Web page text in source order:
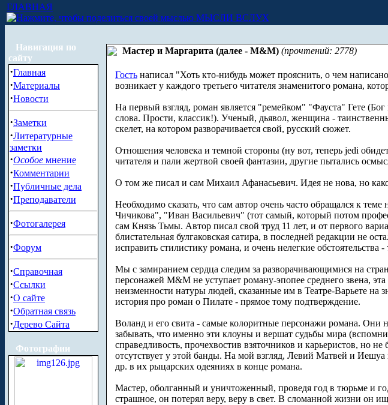
ГЛАВНАЯ
МЫСЛИ ВСЛУХ
Навигация по
сайту
·Главная
·Материалы
·Новости
·Заметки
·Литературные
заметки
·Особое мнение
·Комментарии
·Публичные дела
·Преподаватели
·Фотогалерея
·Форум
·Справочная
·Ссылки
·О сайте
·Обратная связь
·Дерево Сайта
Фотографии
Мастер и Маргарита (далее - М&М) (прочтений: 2778)
Гость написал "Хоть кто-нибудь может прояснить, о чем
возникает у каждого третьего читателя знаменитого романа,
На первый взгляд, роман является "ремейком" "Фауста" Гете
слова. Прости, классик!). Ученый, дьявол, женщина -
скелет, на котором разворачивается свой, русский сюжет.
Отношения человека и темной стороны (ну вот, теперь jedi
читателя и пали жертвой своей фантазии, другие пытались
О том же писал и сам Михаил Афанасьевич. Идея не нова, но
Необходимо сказать, что сам автор очень часто обращался к
Чичикова", "Иван Васильевич" (тот самый, который потом
сам Князь Тьмы. Автор писал свой труд 11 лет, и от первого
блистательная булгаковская сатира, в последней редакции не
исправить стилистику романа, и очень нелегкие обстоятельства
Мы с замиранием сердца следим за разворачивающимися на
персонажей М&М не уступает роману-эпопее среднего звена,
неизменности натуры людей, сказанные им в Театре-Варьете на
история про роман о Пилате - прямое тому подтверждение.
Воланд и его свита - самые колоритные персонажи романа. Они
забывать, что именно эти клоуны и вершат судьбы мира
справедливость, прочехвостив взяточников и карьеристов, но
отсутствует у этой банды. На мой взгляд, Левий Матвей и
др. в их рыцарских одеяниях в конце романа.
Мастер, оболганный и уничтоженный, проведя год в тюрьме и
страшное, он потерял веру, веру в свет. В сломанной жизни он